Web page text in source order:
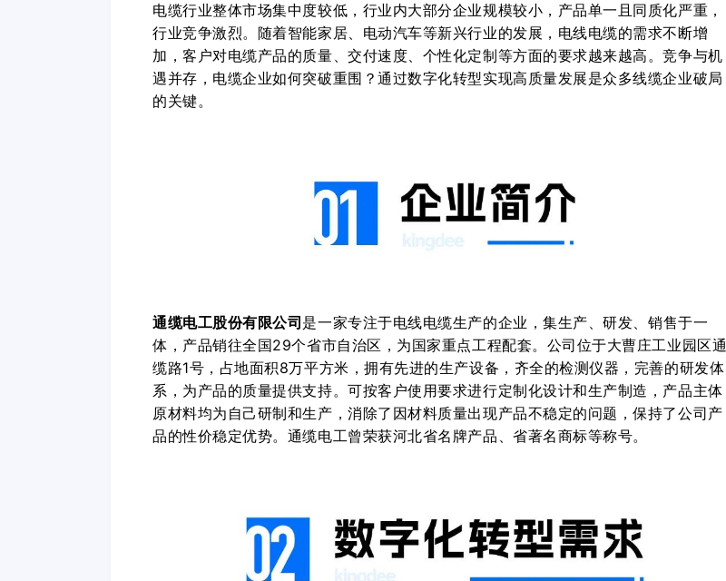
电缆行业整体市场集中度较低，行业内大部分企业规模较小，产品单一且同质化严重，
行业竞争激烈。随着智能家居、电动汽车等新兴行业的发展，电线电缆的需求不断增
加，客户对电缆产品的质量、交付速度、个性化定制等方面的要求越来越高。竞争与机
遇并存，电缆企业如何突破重围？通过数字化转型实现高质量发展是众多线缆企业破局
的关键。
通缆电工股份有限公司 是一家专注于电线电缆生产的企业，集生产、研发、销售于一
体，产品销往全国29个省市自治区，为国家重点工程配套。公司位于大曹庄工业园区通
缆路1号，占地面积8万平方米，拥有先进的生产设备，齐全的检测仪器，完善的研发体
系，为产品的质量提供支持。可按客户使用要求进行定制化设计和生产制造，产品主体
原材料均为自己研制和生产，消除了因材料质量出现产品不稳定的问题，保持了公司产
品的性价稳定优势。通缆电工曾荣获河北省名牌产品、省著名商标等称号。